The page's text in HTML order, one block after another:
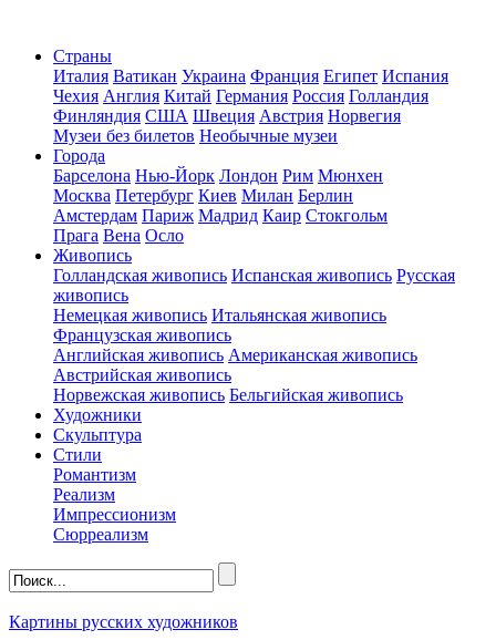
Страны
Италия Ватикан Украина Франция Египет Испания
Чехия Англия Китай Германия Россия Голландия
Финляндия США Швеция Австрия Норвегия
Музеи без билетов Необычные музеи
Города
Барселона Нью-Йорк Лондон Рим Мюнхен
Москва Петербург Киев Милан Берлин
Амстердам Париж Мадрид Каир Стокгольм
Прага Вена Осло
Живопись
Голландская живопись Испанская живопись Русская
живопись
Немецкая живопись Итальянская живопись
Французская живопись
Английская живопись Американская живопись
Австрийская живопись
Норвежская живопись Бельгийская живопись
Художники
Скульптура
Стили
Романтизм
Реализм
Импрессионизм
Сюрреализм
Картины русских художников